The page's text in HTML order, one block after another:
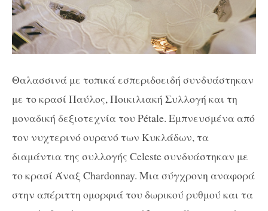
Θαλασσινά με τοπικά εσπεριδοειδή συνδυάστηκαν
με το κρασί Παύλος, Ποικιλιακή Συλλογή και τη
μοναδική δεξιοτεχνία του Pétale. Εμπνευσμένα από
τον νυχτερινό ουρανό των Κυκλάδων, τα
διαμάντια της συλλογής Celeste συνδυάστηκαν με
το κρασί Άναξ Chardonnay. Μια σύγχρονη αναφορά
στην απέριττη ομορφιά του δωρικού ρυθμού και τα